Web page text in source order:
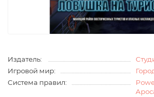
Издатель:
Игровой мир:
Система правил: